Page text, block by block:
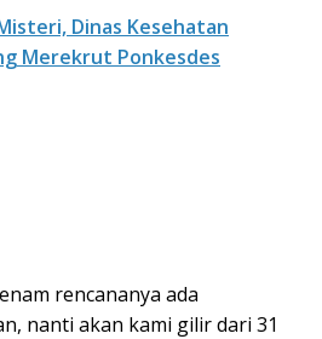
Dinas Kesehatan
Merekrut Ponkesdes
rencananya ada
nanti akan kami gilir dari 31